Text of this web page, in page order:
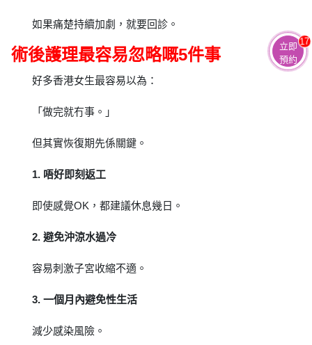
如果痛楚持續加劇，就要回診。
術後護理最容易忽略嘅5件事
好多香港女生最容易以為：
「做完就冇事。」
但其實恢復期先係關鍵。
1. 唔好即刻返工
即使感覺OK，都建議休息幾日。
2. 避免沖涼水過冷
容易刺激子宮收縮不適。
3. 一個月內避免性生活
減少感染風險。
立即
預約
17